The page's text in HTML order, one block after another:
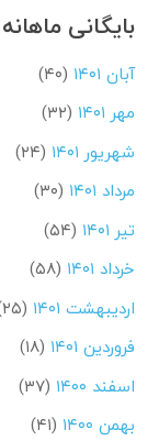
بایگانی
آبان ۱۴۰۱
(۴۰)
مهر ۱۴۰۱
(۳۲)
شهریور ۱۴۰۱
(۲۴)
مرداد ۱۴۰۱
(۳۰)
تیر ۱۴۰۱
(۵۴)
خرداد ۱۴۰۱
(۵۸)
اردیبهشت ۱۴۰۱
(۲۵)
فروردین ۱۴۰۱
(۱۸)
اسفند ۱۴۰۰
(۳۷)
بهمن ۱۴۰۰
(۴۱)